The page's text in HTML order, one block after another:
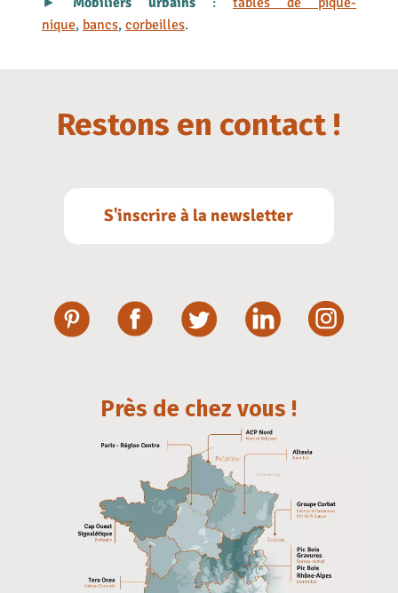
nique, bancs, corbeilles.
Restons en contact !
S'inscrire à la newsletter
Près de chez vous !